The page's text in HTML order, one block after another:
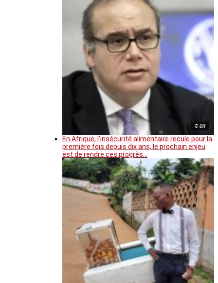
© DR
En Afrique, l’insécurité alimentaire recule pour la
première fois depuis dix ans, le prochain enjeu
est de rendre ces progrès…